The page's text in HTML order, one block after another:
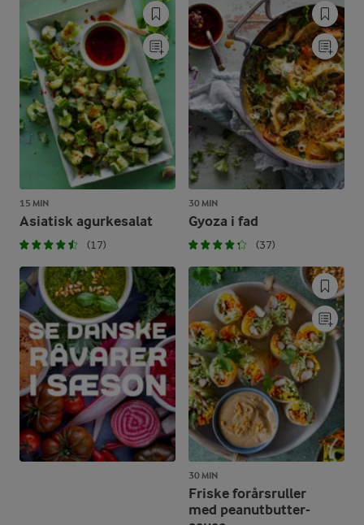
15 MIN
Asiatisk agurkesalat
(17)
30 MIN
Gyoza i fad
(37)
30 MIN
Friske forårsruller
med peanutbutter-